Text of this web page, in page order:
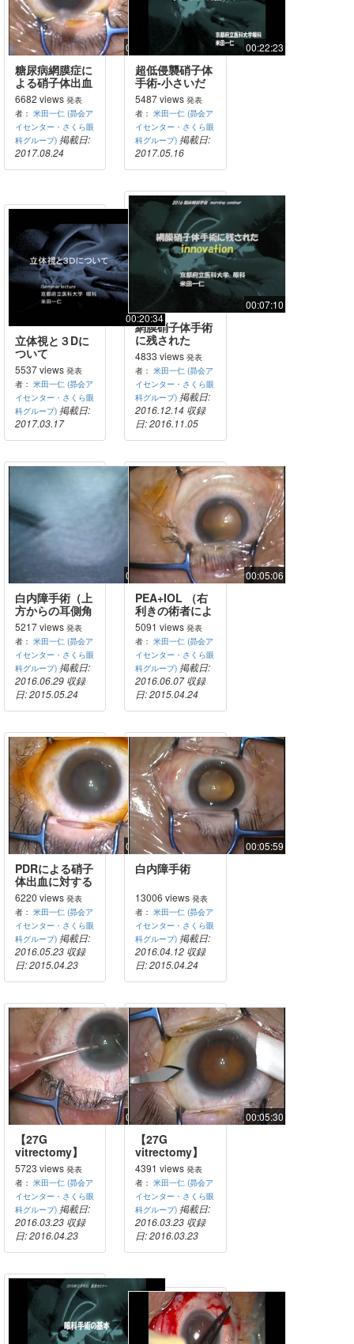
00:37:44
糖尿病網膜症に
よる硝子体出血
に対する27G硝
子体手術
6682 views 発表
者： 米田一仁 (昴会ア
イセンター・さくら眼
科グループ) 掲載日:
2017.08.24
00:22:23
超低侵襲硝子体
手術-小さいだ
けがご利益じゃ
ない
5487 views 発表
者：米田一仁 (昴会ア
イセンター・さくら眼
科グループ) 掲載日:
2017.05.16
00:20:34
立体視と３Dに
ついて
5537 views 発表
者： 米田一仁 (昴会ア
イセンター・さくら眼
科グループ) 掲載日:
2017.03.17
00:07:10
網膜硝子体手術
に残された
innovation
4833 views 発表
者：米田一仁 (昴会ア
イセンター・さくら眼
科グループ) 掲載日:
2016.12.14 収録
日: 2016.11.05
00:06:04
白内障手術（上
方からの耳側角
膜切開）
5217 views 発表
者： 米田一仁 (昴会ア
イセンター・さくら眼
科グループ) 掲載日:
2016.06.29 収録
日: 2015.05.24
00:05:06
PEA+IOL （右
利きの術者によ
る左手による超
音波
5091 views 発表
者：米田一仁 (昴会ア
イセンター・さくら眼
科グループ) 掲載日:
2016.06.07 収録
日: 2015.04.24
00:39:36
PDRによる硝子
体出血に対する
27G硝子体手術
6220 views 発表
者： 米田一仁 (昴会ア
イセンター・さくら眼
科グループ) 掲載日:
2016.05.23 収録
日: 2015.04.23
00:05:59
白内障手術
13006 views 発表
者：米田一仁 (昴会ア
イセンター・さくら眼
科グループ) 掲載日:
2016.04.12 収録
日: 2015.04.24
00:18:55
【27G
vitrectomy】
27GPPV＋
PEA+IOL（黄
斑上膜）
5723 views 発表
者： 米田一仁 (昴会ア
イセンター・さくら眼
科グループ) 掲載日:
2016.03.23 収録
日: 2016.04.23
00:05:30
【27G
vitrectomy】
PEA+IOL
4391 views 発表
者：米田一仁 (昴会ア
イセンター・さくら眼
科グループ) 掲載日:
2016.03.23 収録
日: 2016.03.23